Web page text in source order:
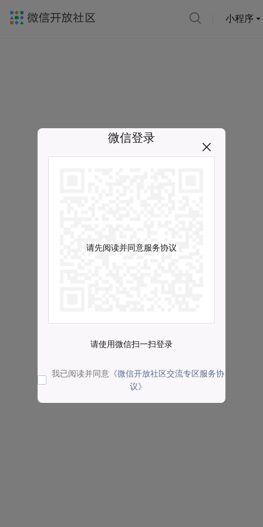
小程序
微信登录
请先阅读并同意服务协议
请使用微信扫一扫登录
我已阅读并同意 《微信开放社区交流专区服务协
议》